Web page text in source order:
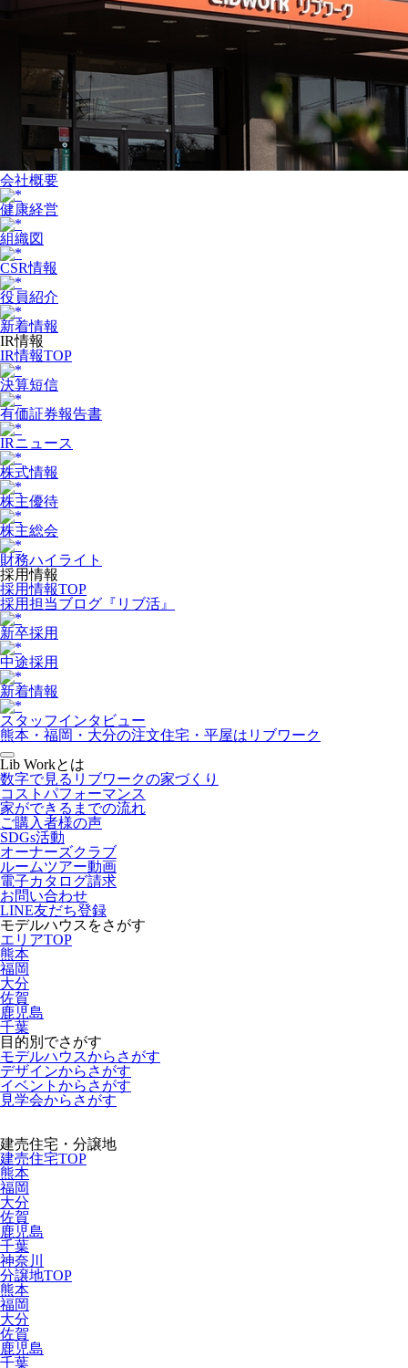
会社概要
健康経営
組織図
CSR情報
役員紹介
新着情報
IR情報
IR情報TOP
決算短信
有価証券報告書
IRニュース
株式情報
株主優待
株主総会
財務ハイライト
採用情報
採用情報TOP
採用担当ブログ『リブ活』
新卒採用
中途採用
新着情報
スタッフインタビュー
熊本・福岡・大分の注文住宅・平屋はリブワーク
Lib Workとは
数字で見るリブワークの家づくり
コストパフォーマンス
家ができるまでの流れ
ご購入者様の声
SDGs活動
オーナーズクラブ
ルームツアー動画
電子カタログ請求
お問い合わせ
LINE友だち登録
モデルハウスをさがす
エリアTOP
熊本
福岡
大分
佐賀
鹿児島
千葉
目的別でさがす
モデルハウスからさがす
デザインからさがす
イベントからさがす
見学会からさがす
建売住宅・分譲地
建売住宅TOP
熊本
福岡
大分
佐賀
鹿児島
千葉
神奈川
分譲地TOP
熊本
福岡
大分
佐賀
鹿児島
千葉